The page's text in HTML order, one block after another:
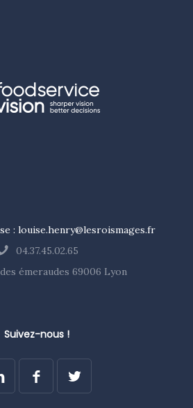
: louise.henry@lesroismages.fr
04.37.45.02.65
émeraudes 69006 Lyon
Suivez-nous !